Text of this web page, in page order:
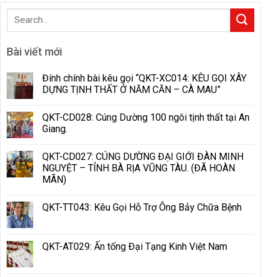
Bài viết mới
Đính chính bài kêu gọi “QKT-XC014: KÊU GỌI XÂY
DỰNG TỊNH THẤT Ở NĂM CĂN – CÀ MAU”
QKT-CD028: Cúng Dường 100 ngôi tịnh thất tại An
Giang.
QKT-CD027: CÚNG DƯỜNG ĐẠI GIỚI ĐÀN MINH
NGUYỆT – TỈNH BÀ RỊA VŨNG TÀU. (ĐÃ HOÀN
MÃN)
QKT-TT043: Kêu Gọi Hỗ Trợ Ông Bảy Chữa Bệnh
QKT-AT029: Ấn tống Đại Tạng Kinh Việt Nam